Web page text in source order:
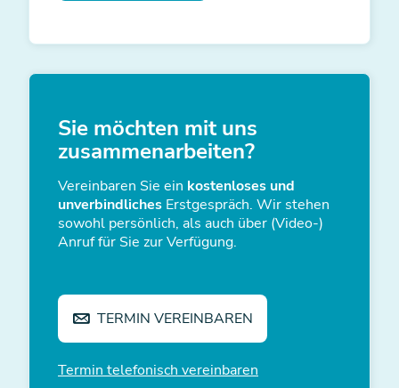
Sie möchten mit uns
zusammen­arbeiten?
Vereinbaren Sie ein kostenloses und
unverbindliches Erstgespräch. Wir stehen
sowohl persönlich, als auch über (Video-)
Anruf für Sie zur Verfügung.
TERMIN VEREINBAREN
Termin telefonisch vereinbaren